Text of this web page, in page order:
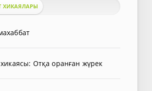
ХИКАЯЛАРЫ
Отқа оранған жүрек